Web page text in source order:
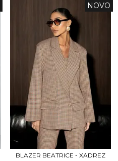
NOVO
BLAZER BEATRICE - XADREZ